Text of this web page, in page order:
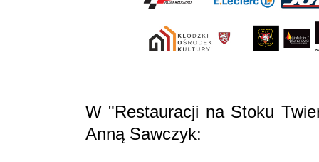
W "Restauracji na Stoku
Anną Sawczyk: